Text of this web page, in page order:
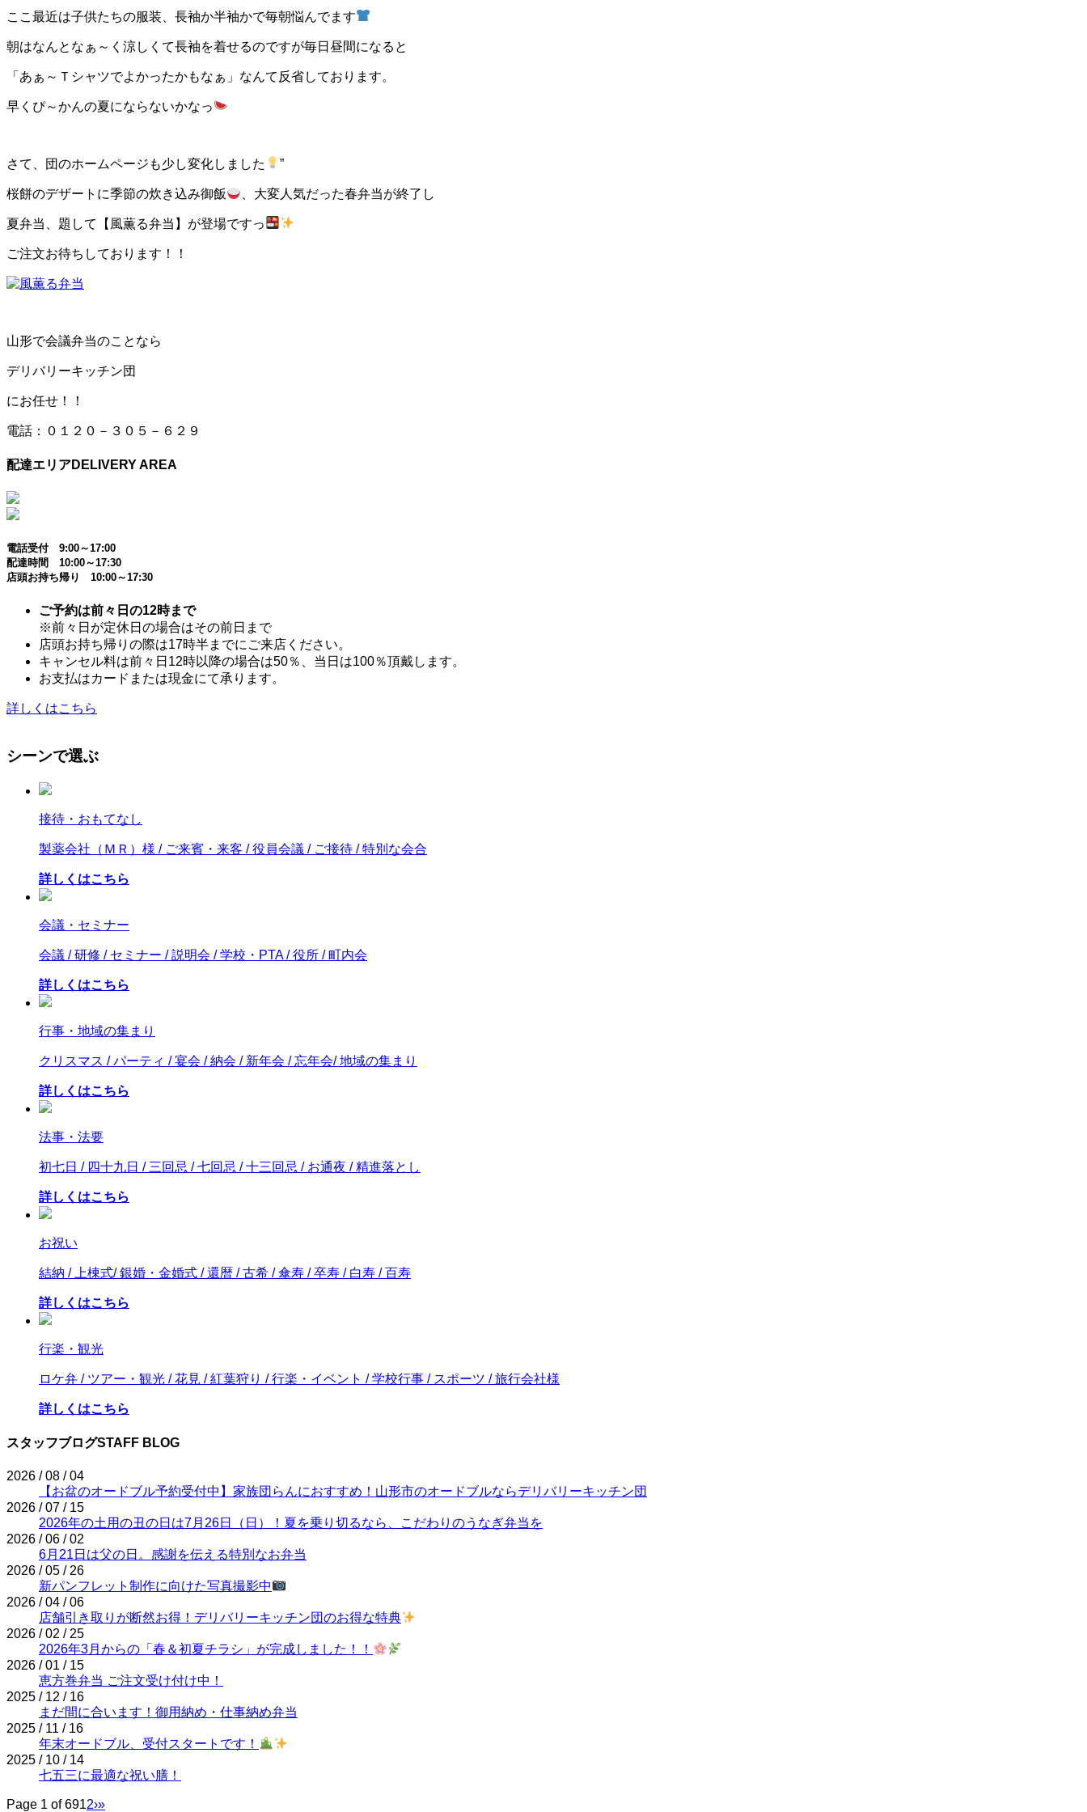
ここ最近は子供たちの服装、長袖か半袖かで毎朝悩んでます
朝はなんとなぁ～く涼しくて長袖を着せるのですが毎日昼間になると
「あぁ～Ｔシャツでよかったかもなぁ」なんて反省しております。
早くぴ～かんの夏にならないかなっ
さて、団のホームページも少し変化しました ”
桜餅のデザートに季節の炊き込み御飯 、大変人気だった春弁当が終了し
夏弁当、題して【風薫る弁当】が登場ですっ
ご注文お待ちしております！！
山形で会議弁当のことなら
デリバリーキッチン団
にお任せ！！
電話：０１２０－３０５－６２９
配達エリアDELIVERY AREA
電話受付 9:00～17:00
配達時間 10:00～17:30
店頭お持ち帰り 10:00～17:30
ご予約は前々日の12時まで
※前々日が定休日の場合はその前日まで
店頭お持ち帰りの際は17時半までにご来店ください。
キャンセル料は前々日12時以降の場合は50％、当日は100％頂戴します。
お支払はカードまたは現金にて承ります。
詳しくはこちら
シーンで選ぶ
接待・おもてなし
製薬会社（ＭＲ）様 / ご来賓・来客 / 役員会議 / ご接待 / 特別な会合
詳しくはこちら
会議・セミナー
会議 / 研修 / セミナー / 説明会 / 学校・PTA / 役所 / 町内会
詳しくはこちら
行事・地域の集まり
クリスマス / パーティ / 宴会 / 納会 / 新年会 / 忘年会/ 地域の集まり
詳しくはこちら
法事・法要
初七日 / 四十九日 / 三回忌 / 七回忌 / 十三回忌 / お通夜 / 精進落とし
詳しくはこちら
お祝い
結納 / 上棟式/ 銀婚・金婚式 / 還暦 / 古希 / 傘寿 / 卒寿 / 白寿 / 百寿
詳しくはこちら
行楽・観光
ロケ弁 / ツアー・観光 / 花見 / 紅葉狩り / 行楽・イベント / 学校行事 / スポーツ / 旅行会社様
詳しくはこちら
スタッフブログSTAFF BLOG
2026 / 08 / 04
【お盆のオードブル予約受付中】家族団らんにおすすめ！山形市のオードブルならデリバリーキッチン団
2026 / 07 / 15
2026年の土用の丑の日は7月26日（日）！夏を乗り切るなら、こだわりのうなぎ弁当を
2026 / 06 / 02
6月21日は父の日。感謝を伝える特別なお弁当
2026 / 05 / 26
新パンフレット制作に向けた写真撮影中
2026 / 04 / 06
店舗引き取りが断然お得！デリバリーキッチン団のお得な特典
2026 / 02 / 25
2026年3月からの「春＆初夏チラシ」が完成しました！！
2026 / 01 / 15
恵方巻弁当 ご注文受け付け中！
2025 / 12 / 16
まだ間に合います！御用納め・仕事納め弁当
2025 / 11 / 16
年末オードブル、受付スタートです！
2025 / 10 / 14
七五三に最適な祝い膳！
Page 1 of 6912›»